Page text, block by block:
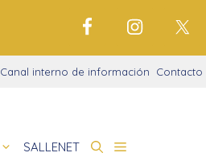
Canal interno de información Contacto
SALLENET